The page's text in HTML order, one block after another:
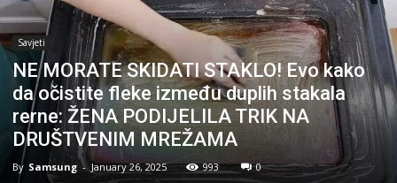
Savjeti
NE MORATE SKIDATI STAKLO! Evo kako
da očistite fleke između duplih stakala
rerne: ŽENA PODIJELILA TRIK NA
DRUŠTVENIM MREŽAMA
By Samsung - January 26, 2025 993 0